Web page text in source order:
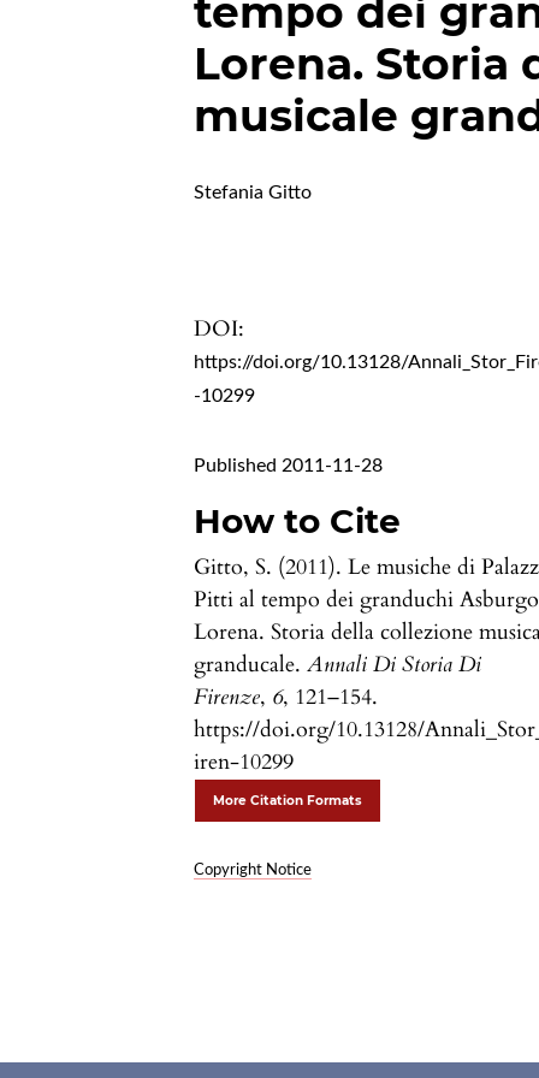
tempo dei
Lorena. Storia
musicale
Stefania Gitto
DOI:
https://doi.org/10.13128/
-10299
Published 2011-11-28
How to Cite
Gitto, S. (2011). Le musiche di
Pitti al tempo dei granduchi
Lorena. Storia della collezione
granducale.Annali Di Storia Di
Firenze, 6, 121–154.
https://doi.org/10.13128/
iren-10299
More Citation Formats
Copyright Notice